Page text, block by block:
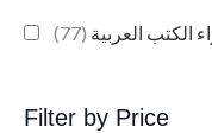
الكتب العربية (77)
Filter by Price